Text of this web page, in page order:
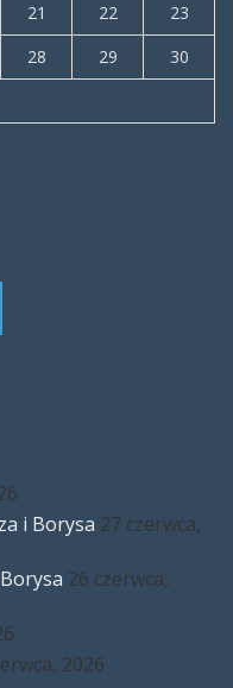
21 22
23
28 29
30
i Borysa 27 czerwca,
26 czerwca,
2026